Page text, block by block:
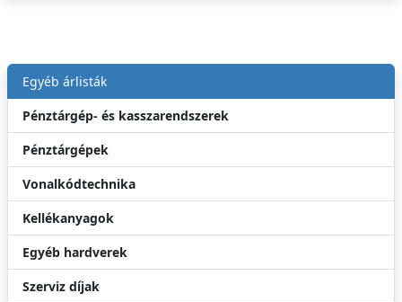
Egyéb árlisták
Pénztárgép- és kasszarendszerek
Pénztárgépek
Vonalkódtechnika
Kellékanyagok
Egyéb hardverek
Szerviz díjak